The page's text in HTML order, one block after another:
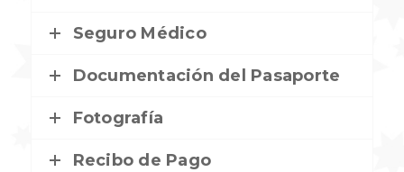
Seguro Médico
Documentación del Pasaporte
Fotografía
Recibo de Pago